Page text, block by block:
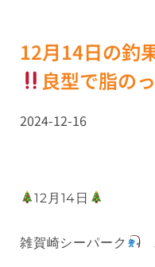
12月14日の釣
良型で脂の
2024-12-16
12月14日
雑賀崎シーパーク